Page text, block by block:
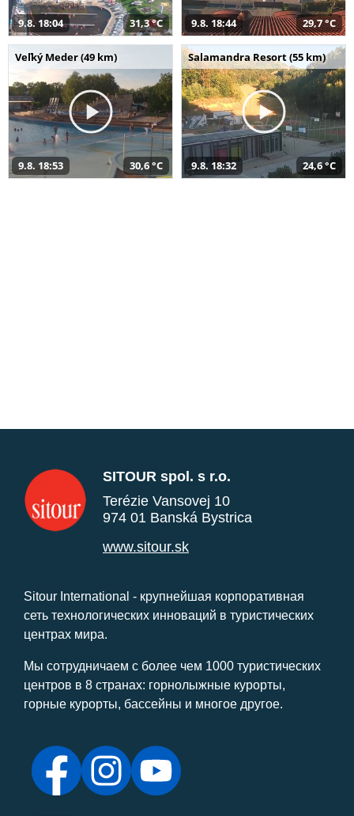
9.8. 18:04 31,3 °C 9.8. 18:44 29,7 °C
Veľký Meder (49 km)
9.8. 18:53 30,6 °C
Salamandra Resort (55 km)
9.8. 18:32 24,6 °C
SITOUR spol. s r.o.
Terézie Vansovej 10
974 01 Banská Bystrica
www.sitour.sk
Sitour International - крупнейшая корпоративная
сеть технологических инноваций в туристических
центрах мира.
Мы сотрудничаем с более чем 1000 туристических
центров в 8 странах: горнолыжные курорты,
горные курорты, бассейны и многое другое.